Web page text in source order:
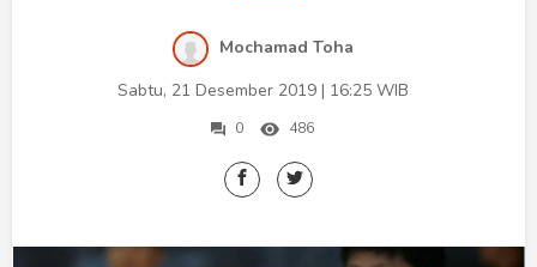
Mochamad Toha
Sabtu, 21 Desember 2019 | 16:25 WIB
0 486